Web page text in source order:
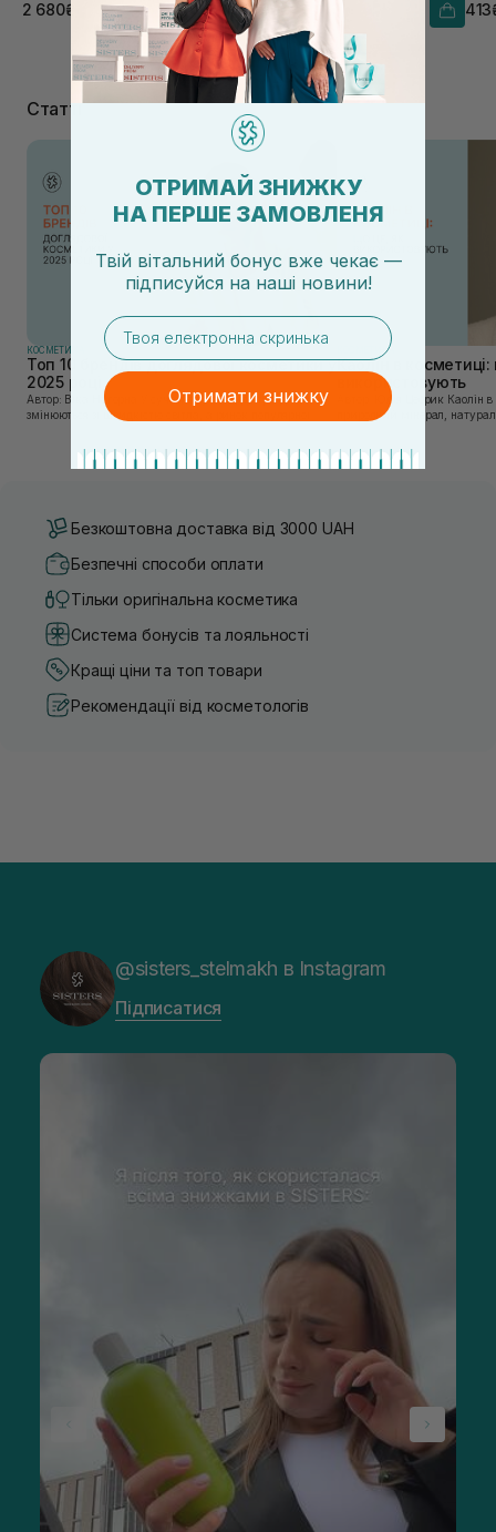
2 680₴ 7 410₴ 1 190₴
Статті
КОСМЕТИКА
Топ 10 брендів доглядової косметики у
2025 році
Автор: Віка Нагорна У сучасному світі, де тренди
змінюються зі швидкістю світла, а ринок популярної
КОСМЕТИКА
Каолін в
використовують
Автор: Юлія Цебрик Каолін в косметології – це
природний мінерал,
Безкоштовна доставка від 3000 UAH
Безпечні способи оплати
Тільки оригінальна косметика
Система бонусів та лояльності
Кращі ціни та топ товари
Рекомендації від косметологів
@sisters_stelmakh в Instagram
Підписатися
ОТРИМАЙ ЗНИЖКУ
НА ПЕРШЕ ЗАМОВЛЕНЯ
Твій вітальний бонус вже чекає —
підписуйся на наші новини!
email
Отримати знижку